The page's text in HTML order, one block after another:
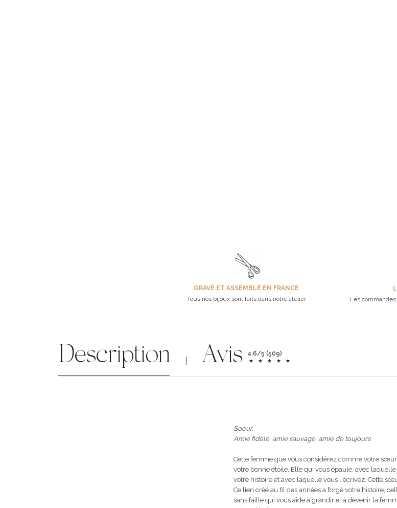
GRAVÉ ET ASSEMBLÉ EN FRANCE
Tous nos bijoux sont faits dans notre atelier
Les
Description Avis 4.6/5 (509)
Soeur,
Amie fidèle, amie sauvage, amie de toujours
Cette femme que vous considérez comme votre
votre bonne étoile. Elle qui vous épaule, avec
votre histoire et avec laquelle vous l'écrivez. Cette
Ce lien créé au fil des années a forgé votre histoire,
sans faille qui vous aide à grandir et à devenir la